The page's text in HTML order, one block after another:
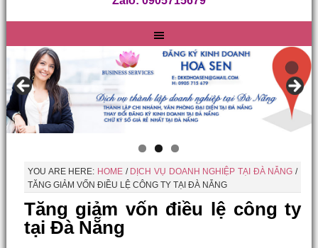
YOU ARE HERE: HOME / DỊCH VỤ DOANH NGHIỆP TẠI ĐÀ NẴNG /
TĂNG GIẢM VỐN ĐIỀU LỆ CÔNG TY TẠI ĐÀ NẴNG
Tăng giảm vốn điều lệ công ty
tại Đà Nẵng